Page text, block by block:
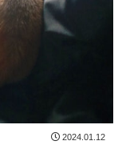
2024.01.12